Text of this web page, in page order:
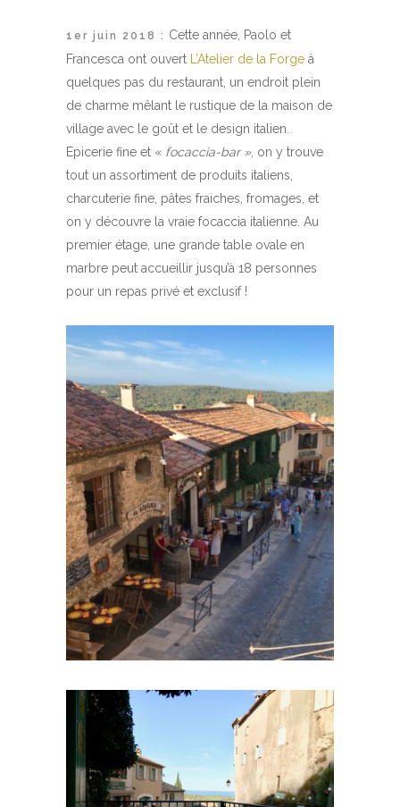
1er juin 2018 : Cette année, Paolo et
Francesca ont ouvert
L’Atelier de la Forge à
quelques pas du restaurant, un endroit plein
de charme mêlant le rustique de la maison de
village avec le goût et le design italien.
Epicerie fine et « focaccia-bar », on y trouve
tout un assortiment de produits italiens,
charcuterie fine, pâtes fraiches, fromages, et
on y découvre la vraie focaccia italienne. Au
premier étage, une grande table ovale en
marbre peut accueillir jusqu’à 18 personnes
pour un repas privé et exclusif !